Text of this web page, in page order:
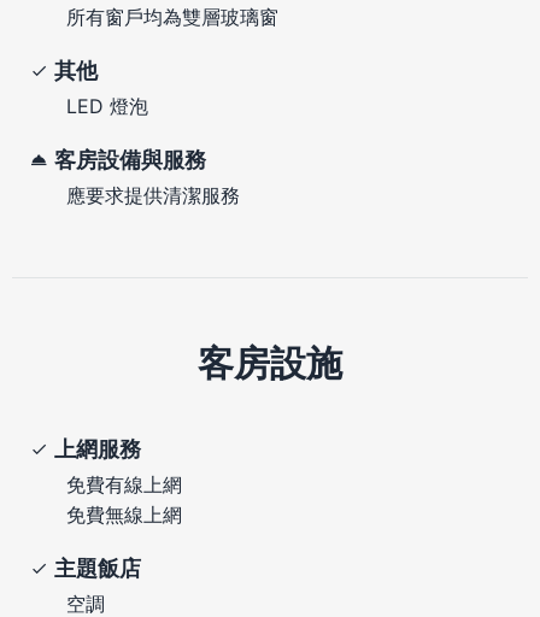
所有窗戶均為雙層玻璃窗
其他
LED 燈泡
客房設備與服務
應要求提供清潔服務
客房設施
上網服務
免費有線上網
免費無線上網
主題飯店
空調